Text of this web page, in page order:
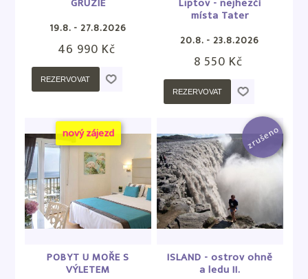
19.8. - 27.8.2026
46 990 Kč
REZERVOVAT
místa Tater
20.8. - 23.8.2026
8 550 Kč
REZERVOVAT
nový zájezd
POBYT U MOŘE S
VÝLETEM
zrušeno
ISLAND - ostrov ohně
a ledu II.